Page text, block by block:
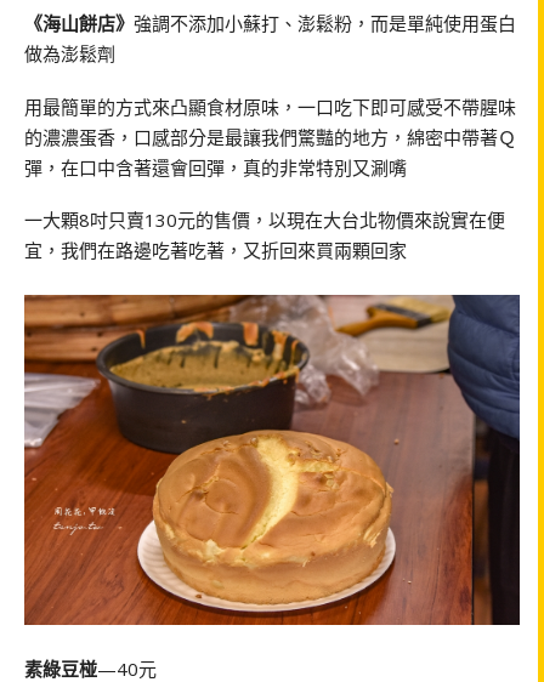
《海山餅店》 強調不添加小蘇打、澎鬆粉，而是單純使用蛋白
做為澎鬆劑
用最簡單的方式來凸顯食材原味，一口吃下即可感受不帶腥味
的濃濃蛋香，口感部分是最讓我們驚豔的地方，綿密中帶著Ｑ
彈，在口中含著還會回彈，真的非常特別又涮嘴
一大顆8吋只賣130元的售價，以現在大台北物價來說實在便
宜，我們在路邊吃著吃著，又折回來買兩顆回家
素綠豆椪—40元